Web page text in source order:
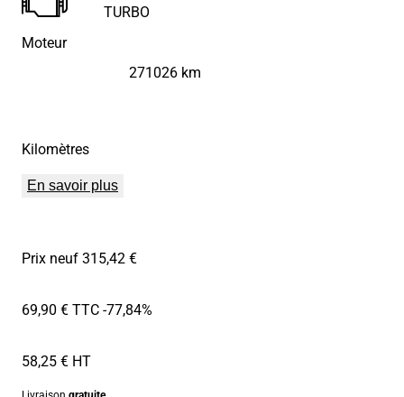
Moteur
TURBO
Kilomètres
271026 km
En savoir plus
Prix neuf 315,42 €
69,90 € TTC-77,84%
58,25 € HT